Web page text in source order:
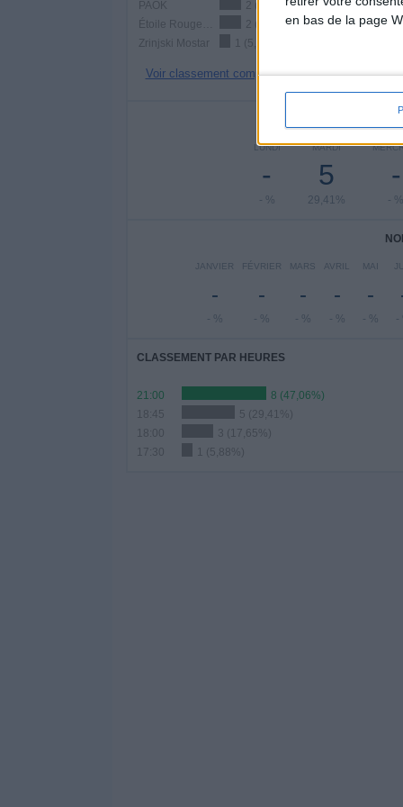
en bas de la page
PAOK
2 (11,76%)
2 (11,76%)
Zrinjski Mostar
1 (5,88%)
Voir classement complet
LUNDI
-
- %
MARDI
5
29,41%
-
- %
JANVIER
-
- %
FÉVRIER
-
- %
MARS
-
- %
AVRIL
-
- %
MAI
-
- % -
CLASSEMENT PAR HEURES
21:00
8 (47,06%)
18:45
5 (29,41%)
18:00
3 (17,65%)
17:30
1 (5,88%)